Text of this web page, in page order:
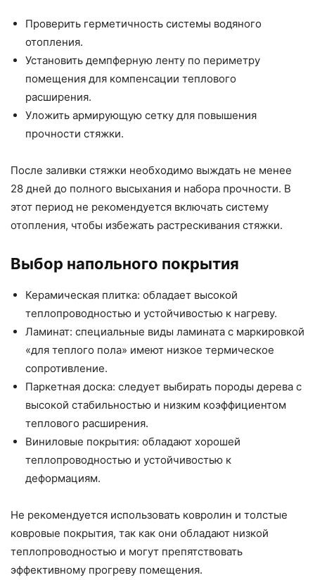
Проверить герметичность системы водяного
отопления.
Установить демпферную ленту по периметру
помещения для компенсации теплового
расширения.
Уложить армирующую сетку для повышения
прочности стяжки.
После заливки стяжки необходимо выждать не менее
28 дней до полного высыхания и набора прочности. В
этот период не рекомендуется включать систему
отопления, чтобы избежать растрескивания стяжки.
Выбор напольного покрытия
Керамическая плитка: обладает высокой
теплопроводностью и устойчивостью к нагреву.
Ламинат: специальные виды ламината с маркировкой
«для теплого пола» имеют низкое термическое
сопротивление.
Паркетная доска: следует выбирать породы дерева с
высокой стабильностью и низким коэффициентом
теплового расширения.
Виниловые покрытия: обладают хорошей
теплопроводностью и устойчивостью к
деформациям.
Не рекомендуется использовать ковролин и толстые
ковровые покрытия, так как они обладают низкой
теплопроводностью и могут препятствовать
эффективному прогреву помещения.